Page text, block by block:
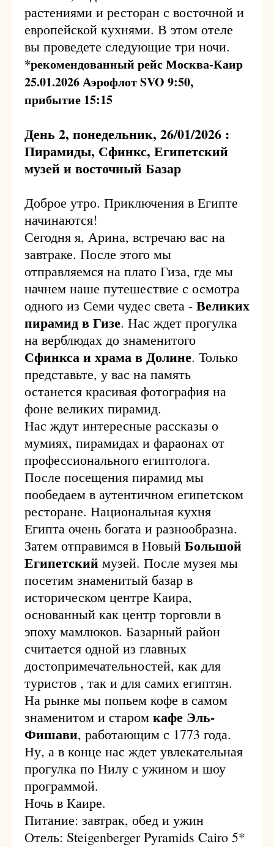
растениями и ресторан с восточной и
европейской кухнями. В этом отеле
вы проведете следующие три ночи.
*рекомендованный рейс Москва-Каир
25.01.2026 Аэрофлот SVO 9:50,
прибытие 15:15
День 2, понедельник, 26/01/2026 :
Пирамиды, Сфинкс, Египетский
музей и восточный Базар
Доброе утро. Приключения в Египте
начинаются!
Сегодня я, Арина, встречаю вас на
завтраке. После этого мы
отправляемся на плато Гиза, где мы
начнем наше путешествие с осмотра
одного из Семи чудес света - Великих
пирамид в Гизе. Нас ждет прогулка
на верблюдах до знаменитого
Сфинкса и храма в Долине. Только
представьте, у вас на память
останется красивая фотография на
фоне великих пирамид.
Нас ждут интересные рассказы о
мумиях, пирамидах и фараонах от
профессионального египтолога.
После посещения пирамид мы
пообедаем в аутентичном египетском
ресторане. Национальная кухня
Египта очень богата и разнообразна.
Затем отправимся в Новый Большой
Египетский музей. После музея мы
посетим знаменитый базар в
историческом центре Каира,
основанный как центр торговли в
эпоху мамлюков. Базарный район
считается одной из главных
достопримечательностей, как для
туристов , так и для самих египтян.
На рынке мы попьем кофе в самом
знаменитом и старом кафе Эль-
Фишави, работающим с 1773 года.
Ну, а в конце нас ждет увлекательная
прогулка по Нилу с ужином и шоу
программой.
Ночь в Каире.
Питание: завтрак, обед и ужин
Отель: Steigenberger Pyramids Cairo 5*